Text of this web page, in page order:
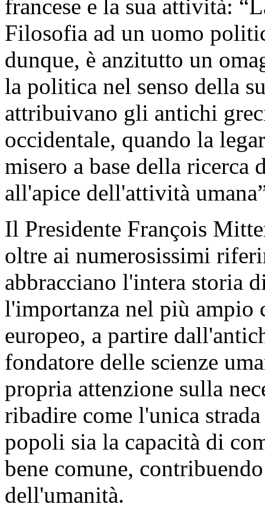
francese e la sua attività:
Filosofia ad un uomo
dunque, è anzitutto un
la politica nel senso della
attribuivano gli antichi
occidentale, quando la
misero a base della ricerca
all'apice dell'attività
Il Presidente François
oltre ai numerosissimi
abbracciano l'intera storia
l'importanza nel più ampio
europeo, a partire
fondatore delle scienze
propria attenzione sulla
ribadire come l'unica
popoli sia la capacità di
bene comune,
dell'umanità.